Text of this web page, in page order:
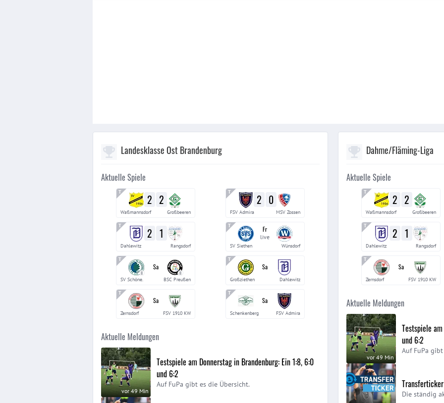
Landesklasse Ost Brandenburg
Aktuelle Spiele
2 2
Waßmannsdorf Großbeeren
2 0
FSV Admira MSV Zossen
2 1
Dahlewitz Rangsdorf
Fr
live
SV Siethen Wünsdorf
II
Sa
II
SV Schöne. BSC Preußen
Sa
Großziethen Dahlewitz
Sa
Zernsdorf FSV 1910 KW
Sa
Schenkenberg FSV Admira
Aktuelle Meldungen
vor 49 Min
Testspiele am Donnerstag in Brandenburg: Ein 1:8, 6:0
und 6:2
Auf FuPa gibt es die Übersicht.
Dahme/Fläming-Liga
Aktuelle Spiele
2 2
Waßmannsdorf Großbeeren
2 1
Dahlewitz Rangsdorf
Sa
Zernsdorf FSV 1910 KW
Aktuelle Meldungen
vor 49 Min
Testspiele
und 6:2
Auf FuPa
Die ständig